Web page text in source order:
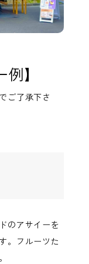
】
ご了承下さ
のアサイーを
。フルーツた